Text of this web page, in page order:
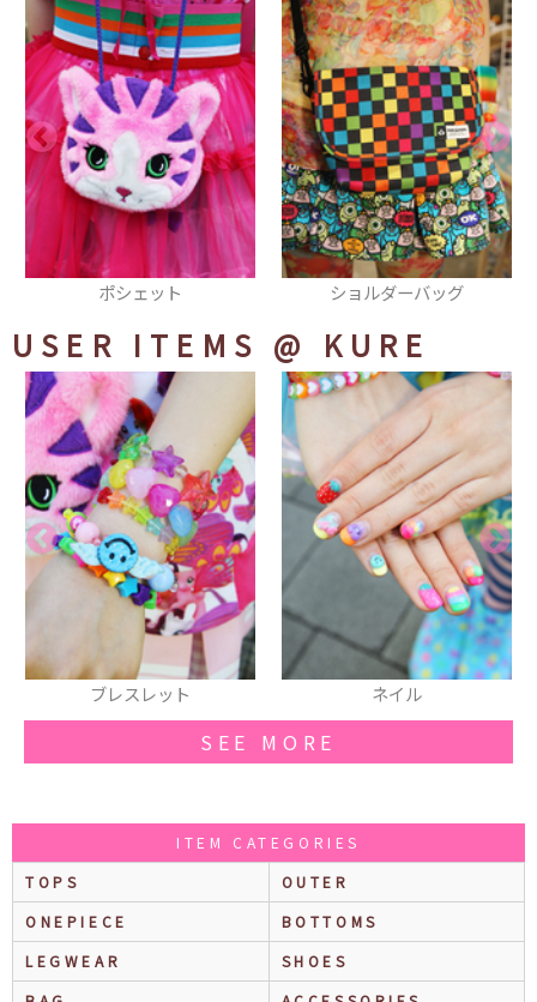
ショルダーバッグ ブローチ
USER ITEMS @ KURE
ネイル 厚底スニーカー
SEE MORE
ITEM CATEGORIES
TOPS
OUTER
ONEPIECE
BOTTOMS
LEGWEAR
SHOES